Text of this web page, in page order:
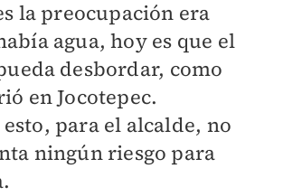
la preocupación era
agua, hoy es que el
desbordar, como
en Jocotepec.
para el alcalde, no
ningún riesgo para